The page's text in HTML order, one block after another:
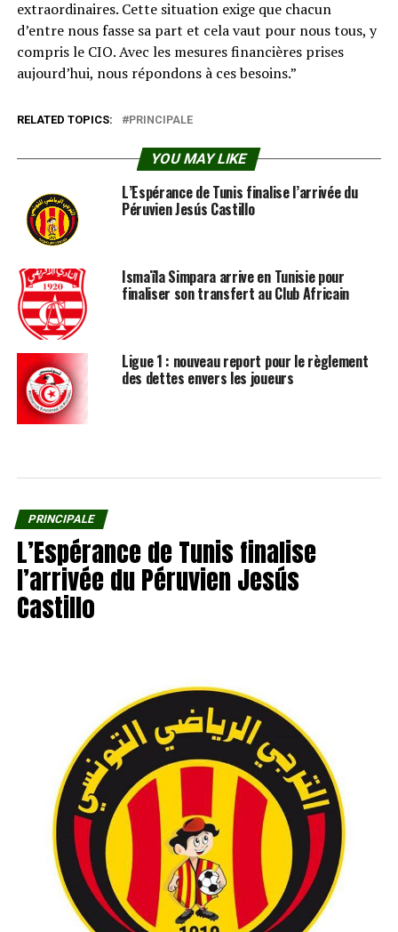
extraordinaires. Cette situation exige que chacun
d’entre nous fasse sa part et cela vaut pour nous tous, y
compris le CIO. Avec les mesures financières prises
aujourd’hui, nous répondons à ces besoins.”
RELATED TOPICS: PRINCIPALE
YOU MAY LIKE
L’Espérance de Tunis finalise l’arrivée du
Péruvien Jesús Castillo
Ismaïla Simpara arrive en Tunisie pour
finaliser son transfert au Club Africain
Ligue 1 : nouveau report pour le règlement
des dettes envers les joueurs
PRINCIPALE
L’Espérance de Tunis finalise
l’arrivée du Péruvien Jesús
Castillo